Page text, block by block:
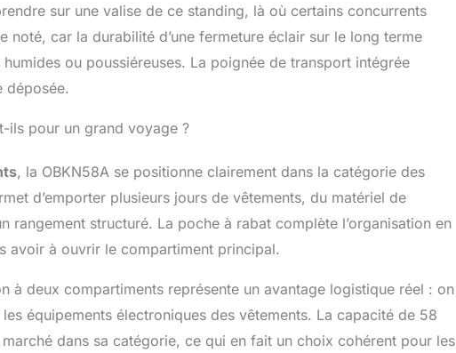
sur une valise de ce standing, là où certains concurrents
noté, car la durabilité d’une fermeture éclair sur le long terme
ou poussiéreuses. La poignée de transport intégrée
déposée.
ils pour un grand voyage ?
, la OBKN58A se positionne clairement dans la catégorie des
d’emporter plusieurs jours de vêtements, du matériel de
structuré. La poche à rabat complète l’organisation en
avoir à ouvrir le compartiment principal.
à deux compartiments représente un avantage logistique réel : on
équipements électroniques des vêtements. La capacité de 58
dans sa catégorie, ce qui en fait un choix cohérent pour les